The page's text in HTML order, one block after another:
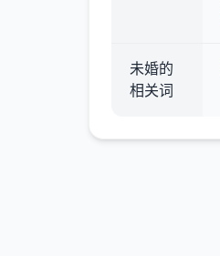
未婚的
相关词